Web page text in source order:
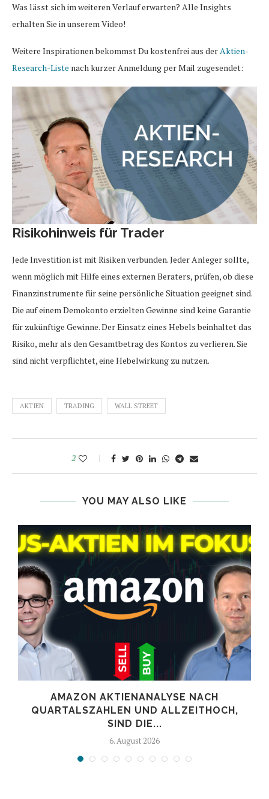
Was lässt sich im weiteren Verlauf erwarten? Alle Insights
erhalten Sie in unserem Video!
Weitere Inspirationen bekommst Du kostenfrei aus derAktien-
Research-Liste nach kurzer Anmeldung per Mail zugesendet:
Risikohinweis für Trader
Jede Investition ist mit Risiken verbunden. Jeder Anleger sollte,
wenn möglich mit Hilfe eines externen Beraters, prüfen, ob diese
Finanzinstrumente für seine persönliche Situation geeignet sind.
Die auf einem Demokonto erzielten Gewinne sind keine Garantie
für zukünftige Gewinne. Der Einsatz eines Hebels beinhaltet das
Risiko, mehr als den Gesamtbetrag des Kontos zu verlieren. Sie
sind nicht verpflichtet, eine Hebelwirkung zu nutzen.
AKTIEN TRADING WALL STREET
2
YOU MAY ALSO LIKE
AMAZON AKTIENANALYSE NACH
QUARTALSZAHLEN UND ALLZEITHOCH,
SIND DIE...
6. August 2026